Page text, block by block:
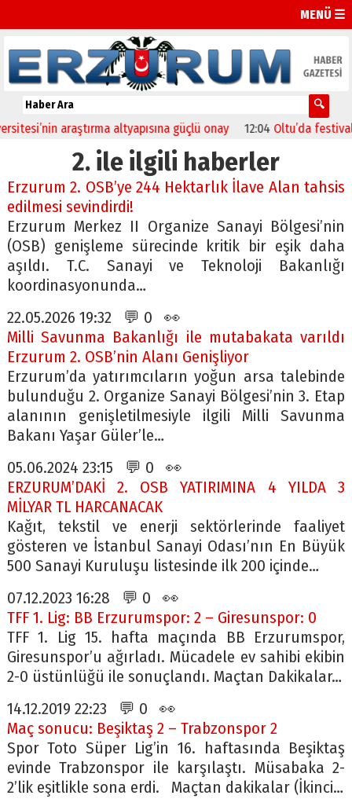
MENÜ ☰
araştırma altyapısına güçlü onay 12:04 Oltu’da festival
2. ile ilgili haberler
Erzurum 2. OSB’ye 244 Hektarlık İlave Alan tahsis
edilmesi sevindirdi!
Erzurum Merkez II Organize Sanayi Bölgesi’nin
(OSB) genişleme sürecinde kritik bir eşik daha
aşıldı. T.C. Sanayi ve Teknoloji Bakanlığı
koordinasyonunda…
22.05.2026 19:32 💬 0 👀
Milli Savunma Bakanlığı ile mutabakata varıldı
Erzurum 2. OSB’nin Alanı Genişliyor
Erzurum’da yatırımcıların yoğun arsa talebinde
bulunduğu 2. Organize Sanayi Bölgesi’nin 3. Etap
alanının genişletilmesiyle ilgili Milli Savunma
Bakanı Yaşar Güler’le…
05.06.2024 23:15 💬 0 👀
ERZURUM’DAKİ 2. OSB YATIRIMINA 4 YILDA 3
MİLYAR TL HARCANACAK
Kağıt, tekstil ve enerji sektörlerinde faaliyet
gösteren ve İstanbul Sanayi Odası’nın En Büyük
500 Sanayi Kuruluşu listesinde ilk 200 içinde…
07.12.2023 16:28 💬 0 👀
TFF 1. Lig: BB Erzurumspor: 2 – Giresunspor: 0
TFF 1. Lig 15. hafta maçında BB Erzurumspor,
Giresunspor’u ağırladı. Mücadele ev sahibi ekibin
2-0 üstünlüğü ile sonuçlandı. Maçtan Dakikalar…
14.12.2019 22:23 💬 0 👀
Maç sonucu: Beşiktaş 2 – Trabzonspor 2
Spor Toto Süper Lig’in 16. haftasında Beşiktaş
evinde Trabzonspor ile karşılaştı. Müsabaka 2-
2’lik eşitlikle sona erdi. Maçtan dakikalar (İkinci…